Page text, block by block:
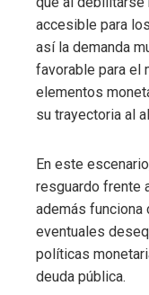
accesible para
así la demanda
favorable para el
elementos
su trayectoria al
En este
resguardo frente
además funciona
eventuales
políticas
deuda pública.